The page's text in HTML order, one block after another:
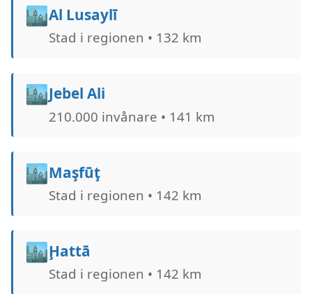
🏙️Al Lusaylī
Stad i regionen • 132 km
🏙️Jebel Ali
210.000 invånare • 141 km
🏙️Maşfūţ
Stad i regionen • 142 km
🏙️Ḩattā
Stad i regionen • 142 km